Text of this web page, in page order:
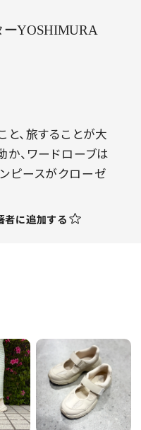
ーYOSHIMURA
と、旅することが大
か、ワードローブは
ピースがクローゼ
者に追加する